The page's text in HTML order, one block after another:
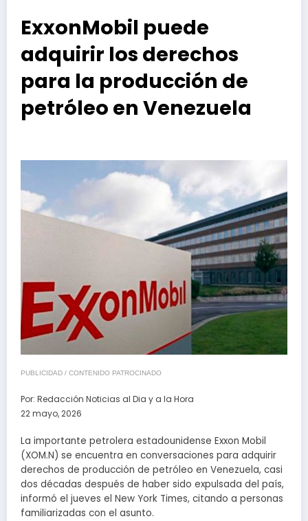
ExxonMobil puede
adquirir los derechos
para la producción de
petróleo en Venezuela
PUBLICIDAD / CONTENIDO PATROCINADO
Por: Redacción Noticias al Dia y a la Hora
22 mayo, 2026
La importante petrolera estadounidense Exxon Mobil
(XOM.N) se encuentra en conversaciones para adquirir
derechos de producción de petróleo en Venezuela, casi
dos décadas después de haber sido expulsada del país,
informó el jueves el New York Times, citando a personas
familiarizadas con el asunto.